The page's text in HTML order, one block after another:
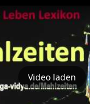
Video laden